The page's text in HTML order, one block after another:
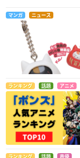
マンガ ニュース
ランキング 話題 アニメ
ランキング 話題 声優